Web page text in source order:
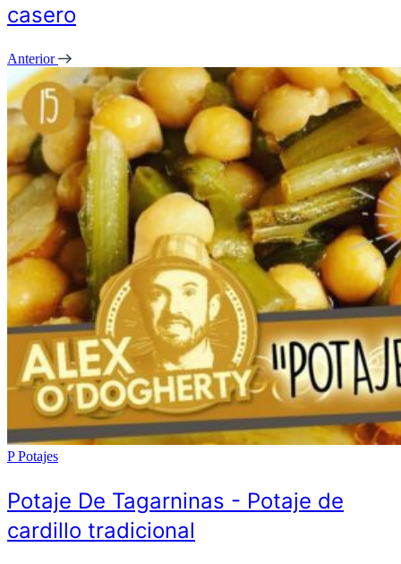
casero
Anterior
P Potajes
Potaje De Tagarninas - Potaje de
cardillo tradicional